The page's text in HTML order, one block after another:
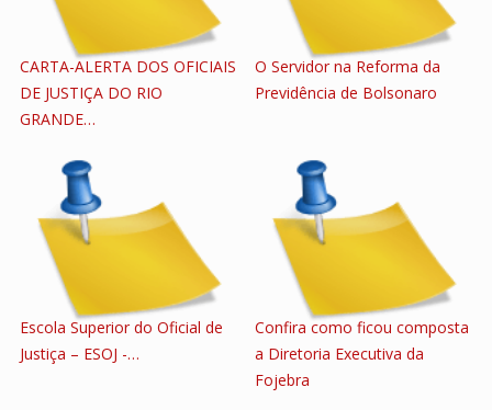
CARTA-ALERTA DOS OFICIAIS
DE JUSTIÇA DO RIO
GRANDE…
O Servidor na Reforma da
Previdência de Bolsonaro
Escola Superior do Oficial de
Justiça – ESOJ -…
Confira como ficou composta
a Diretoria Executiva da
Fojebra